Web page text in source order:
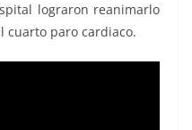
lograron reanimarlo
cuarto paro cardiaco.